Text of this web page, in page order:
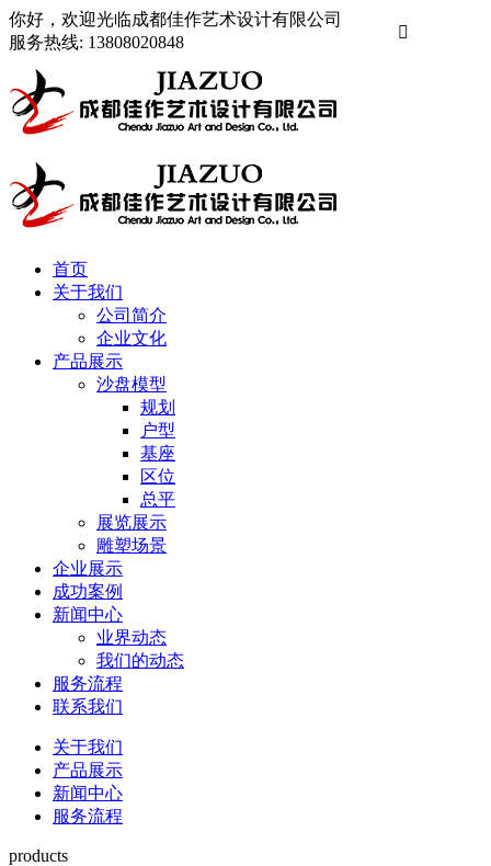
你好，欢迎光临成都佳作艺术设计有限公司
服务热线: 13808020848

首页
关于我们
公司简介
企业文化
产品展示
沙盘模型
规划
户型
基座
区位
总平
展览展示
雕塑场景
企业展示
成功案例
新闻中心
业界动态
我们的动态
服务流程
联系我们
关于我们
产品展示
新闻中心
服务流程
products